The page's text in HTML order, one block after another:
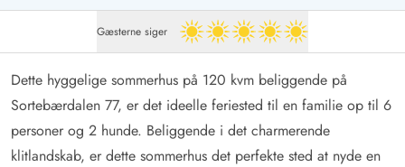
Gæsterne siger 5 ud af 5
Dette hyggelige sommerhus på 120 kvm beliggende på
Sortebærdalen 77, er det ideelle feriested til en familie op til 6
personer og 2 hunde. Beliggende i det charmerende
klitlandskab, er dette sommerhus det perfekte sted at nyde en